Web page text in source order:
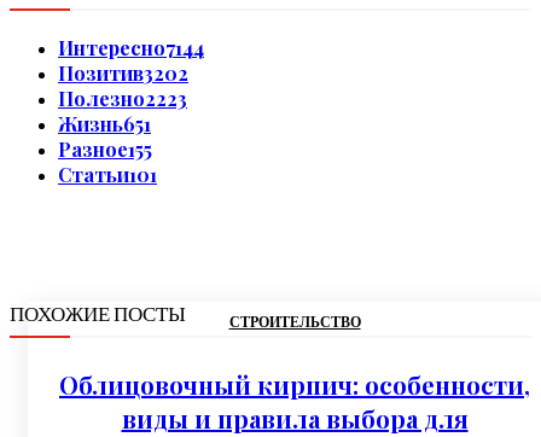
Интересно7144
Позитив3202
Полезно2223
Жизнь651
Разное155
Статьи101
ПОХОЖИЕ ПОСТЫ СТРОИТЕЛЬСТВО
Облицовочный кирпич: особенности,
виды и правила выбора для